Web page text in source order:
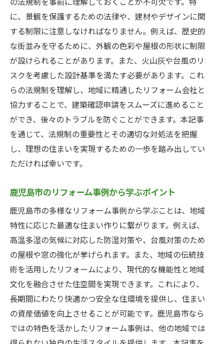
点
家庭内の健康を守るための工夫
リフォームを通じて地域社会に貢献する方
法
理想の住まいを叶える鹿児島市でのリフォーム
成功事例
家族の希望を叶えたリフォーム事例
地域特性を活かした成功ストーリー
コストを抑えつつ満足度を高めた事例
デザインと実用性を両立させたリフォーム
住まい
持ち家の価値を最大限に引き出した事例
の法規制を事前に理解しておくことが不可欠です。特
に、景観を保護するための法律や、建材やデザインに関
する制限に注意しなければなりません。例えば、歴史的
な街並みを守るために、外観の色彩や屋根の形状に制限
が設けられることがあります。また、火山灰や台風のリ
スクを考慮した設計基準を満たす必要があります。これ
らの法規制を理解し、地域に精通したリフォーム会社と
協力することで、建築確認申請をスムーズに進めること
ができ、後々のトラブルを防ぐことができます。本記事
を通じて、法規制の重要性とその適切な対処法を把握
し、理想の住まいを実現するための一歩を踏み出してい
ただければ幸いです。
鹿児島市のリフォーム事例から学ぶポイント
鹿児島市の多様なリフォーム事例から学ぶことは、地域
特性に応じた最適な住まい作りに繋がります。例えば、
高温多湿の気候に対応した防湿対策や、台風対策のため
の屋根や窓の強化が挙げられます。また、地域の伝統技
術を活用したリフォームにより、現代的な機能性と地域
文化を融合させた住空間を実現できます。これにより、
長期間にわたり快適かつ安全な住環境を提供し、住まい
の資産価値を向上させることが可能です。鹿児島市なら
ではの特色を活かしたリフォーム事例は、他の地域では